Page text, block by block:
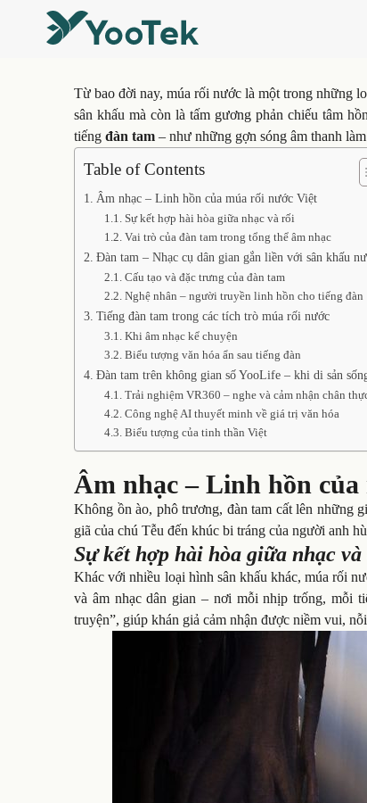
Từ bao đời nay, múa rối nước là một trong những
sân khấu mà còn là tấm gương phản chiếu tâm
tiếngđàn tam – như những gợn sóng âm thanh
Table of Contents
Âm nhạc – Linh hồn của múa rối nước Việt
Sự kết hợp hài hòa giữa nhạc và rối
Vai trò của đàn tam trong tổng thể âm nhạc
Đàn tam – Nhạc cụ dân gian gắn liền với sân khấu
Cấu tạo và đặc trưng của đàn tam
Nghệ nhân – người truyền linh hồn cho tiếng đàn
Tiếng đàn tam trong các tích trò múa rối nước
Khi âm nhạc kể chuyện
Biểu tượng văn hóa ẩn sau tiếng đàn
Đàn tam trên không gian số YooLife – khi di sản
Trải nghiệm VR360 – nghe và cảm nhận chân
Công nghệ AI thuyết minh về giá trị văn hóa
Biểu tượng của tinh thần Việt
Âm nhạc – Linh hồn
Không ồn ào, phô trương, đàn tam cất lên những
giã của chú Tễu đến khúc bi tráng của người anh
Sự kết hợp hài hòa giữa nhạc
Khác với nhiều loại hình sân khấu khác, múa rối
và âm nhạc dân gian – nơi mỗi nhịp trống, mỗi
truyện”, giúp khán giả cảm nhận được niềm vui,